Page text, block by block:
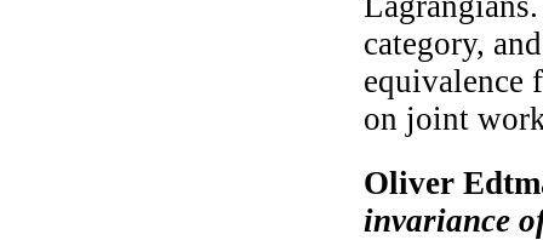
category,
equivalence
on joint
Oliver
invariance